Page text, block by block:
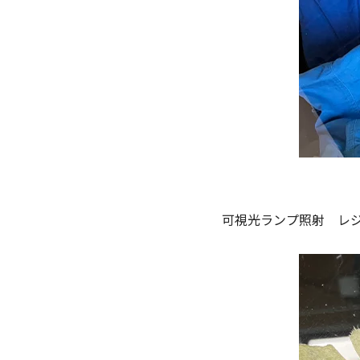
可視光ランプ照射 レ